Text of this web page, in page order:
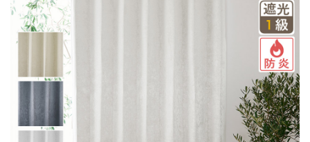
カーテンの仕上がり幅に対して1.5倍の生地を利用し、上部を2つ